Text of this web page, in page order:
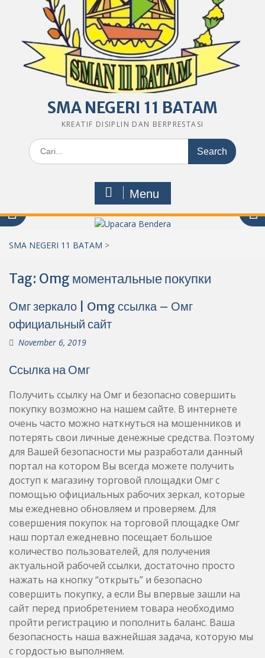
SMA NEGERI 11 BATAM
KREATIF DISIPLIN DAN BERPRESTASI
Search
for:
Menu
SMA NEGERI 11 BATAM >
Tag: Omg моментальные покупки
Омг зеркало | Omg ссылка – Омг
официальный сайт
November 6, 2019
Ссылка на Омг
Получить ссылку на Омг и безопасно совершить
покупку возможно на нашем сайте. В интернете
очень часто можно наткнуться на мошенников и
потерять свои личные денежные средства. Поэтому
для Вашей безопасности мы разработали данный
портал на котором Вы всегда можете получить
доступ к магазину торговой площадки Омг с
помощью официальных рабочих зеркал, которые
мы ежедневно обновляем и проверяем. Для
совершения покупок на торговой площадке Омг
наш портал ежедневно посещает большое
количество пользователей, для получения
актуальной рабочей ссылки, достаточно просто
нажать на кнопку “открыть” и безопасно
совершить покупку, а если Вы впервые зашли на
сайт перед приобретением товара необходимо
пройти регистрацию и пополнить баланс. Ваша
безопасность наша важнейшая задача, которую мы
с гордостью выполняем.